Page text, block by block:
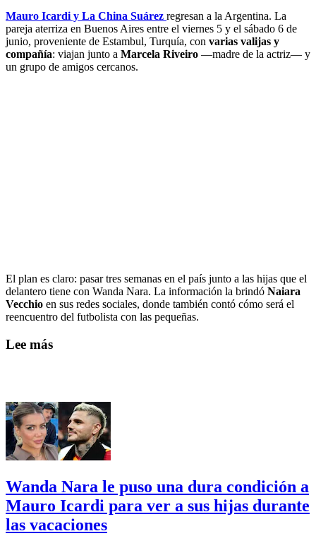
Mauro Icardi y La China Suárez regresan a la Argentina. La
pareja aterriza en Buenos Aires entre el viernes 5 y el sábado 6 de
junio, proveniente de Estambul, Turquía, con varias valijas y
compañía: viajan junto a Marcela Riveiro —madre de la actriz— y
un grupo de amigos cercanos.
El plan es claro: pasar tres semanas en el país junto a las hijas que el
delantero tiene con Wanda Nara. La información la brindó Naiara
Vecchio en sus redes sociales, donde también contó cómo será el
reencuentro del futbolista con las pequeñas.
Lee más
Wanda Nara le puso una dura condición a
Mauro Icardi para ver a sus hijas durante
las vacaciones